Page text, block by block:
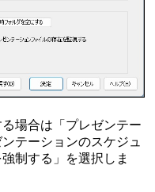
場合は「プレゼンテー
テーションのスケジュ
制する」を選択しま